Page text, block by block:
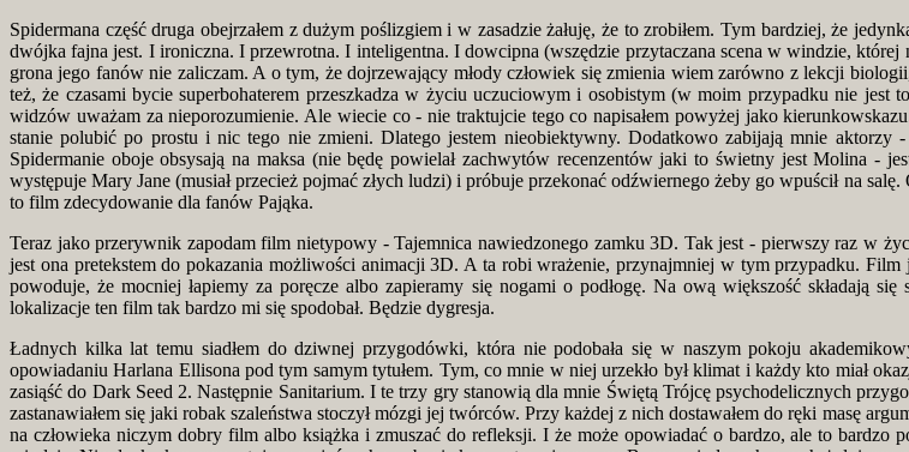
Spidermana część druga obejrzałem z dużym poślizgiem i w zasadzie żałuję, że to zrobiłem. Tym bardziej, że
dwójka fajna jest. I ironiczna. I przewrotna. I inteligentna. I dowcipna (wszędzie przytaczana scena w windzie,
grona jego fanów nie zaliczam. A o tym, że dojrzewający młody człowiek się zmienia wiem zarówno z lekcji
też, że czasami bycie superbohaterem przeszkadza w życiu uczuciowym i osobistym (w moim przypadku nie
widzów uważam za nieporozumienie. Ale wiecie co - nie traktujcie tego co napisałem powyżej jako
stanie polubić po prostu i nic tego nie zmieni. Dlatego jestem nieobiektywny. Dodatkowo zabijają mnie
Spidermanie oboje obsysają na maksa (nie będę powielał zachwytów recenzentów jaki to świetny jest Molina -
występuje Mary Jane (musiał przecież pojmać złych ludzi) i próbuje przekonać odźwiernego żeby go wpuścił na
to film zdecydowanie dla fanów Pająka.
Teraz jako przerywnik zapodam film nietypowy - Tajemnica nawiedzonego zamku 3D. Tak jest - pierwszy raz w
jest ona pretekstem do pokazania możliwości animacji 3D. A ta robi wrażenie, przynajmniej w tym przypadku.
powoduje, że mocniej łapiemy za poręcze albo zapieramy się nogami o podłogę. Na ową większość składają
lokalizacje ten film tak bardzo mi się spodobał. Będzie dygresja.
Ładnych kilka lat temu siadłem do dziwnej przygodówki, która nie podobała się w naszym pokoju
opowiadaniu Harlana Ellisona pod tym samym tytułem. Tym, co mnie w niej urzekło był klimat i każdy kto miał
zasiąść do Dark Seed 2. Następnie Sanitarium. I te trzy gry stanowią dla mnie Świętą Trójcę psychodelicznych
zastanawiałem się jaki robak szaleństwa stoczył mózgi jej twórców. Przy każdej z nich dostawałem do ręki masę
na człowieka niczym dobry film albo książka i zmuszać do refleksji. I że może opowiadać o bardzo, ale to bardzo